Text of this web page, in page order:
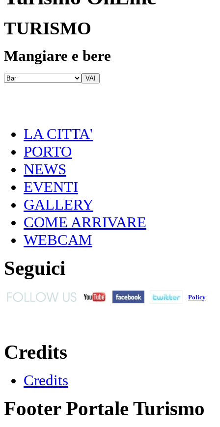
TURISMO
Mangiare e bere
LA CITTA'
PORTO
NEWS
EVENTI
GALLERY
COME ARRIVARE
WEBCAM
Seguici
Policy
Credits
Credits
Footer Portale Turismo